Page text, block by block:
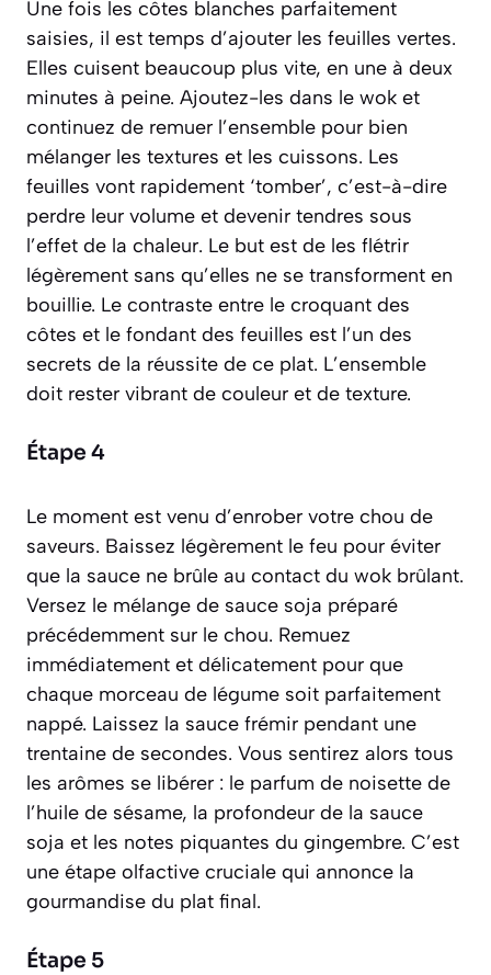
Une fois les côtes blanches parfaitement
saisies, il est temps d’ajouter les feuilles vertes.
Elles cuisent beaucoup plus vite, en une à deux
minutes à peine. Ajoutez-les dans le wok et
continuez de remuer l’ensemble pour bien
mélanger les textures et les cuissons. Les
feuilles vont rapidement ‘tomber’, c’est-à-dire
perdre leur volume et devenir tendres sous
l’effet de la chaleur. Le but est de les flétrir
légèrement sans qu’elles ne se transforment en
bouillie. Le contraste entre le croquant des
côtes et le fondant des feuilles est l’un des
secrets de la réussite de ce plat. L’ensemble
doit rester vibrant de couleur et de texture.
Étape 4
Le moment est venu d’enrober votre chou de
saveurs. Baissez légèrement le feu pour éviter
que la sauce ne brûle au contact du wok brûlant.
Versez le mélange de sauce soja préparé
précédemment sur le chou. Remuez
immédiatement et délicatement pour que
chaque morceau de légume soit parfaitement
nappé. Laissez la sauce frémir pendant une
trentaine de secondes. Vous sentirez alors tous
les arômes se libérer : le parfum de noisette de
l’huile de sésame, la profondeur de la sauce
soja et les notes piquantes du gingembre. C’est
une étape olfactive cruciale qui annonce la
gourmandise du plat final.
Étape 5